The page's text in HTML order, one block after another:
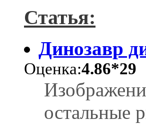
Статья:
Динозавр
Оценка:4.86*29
остальные